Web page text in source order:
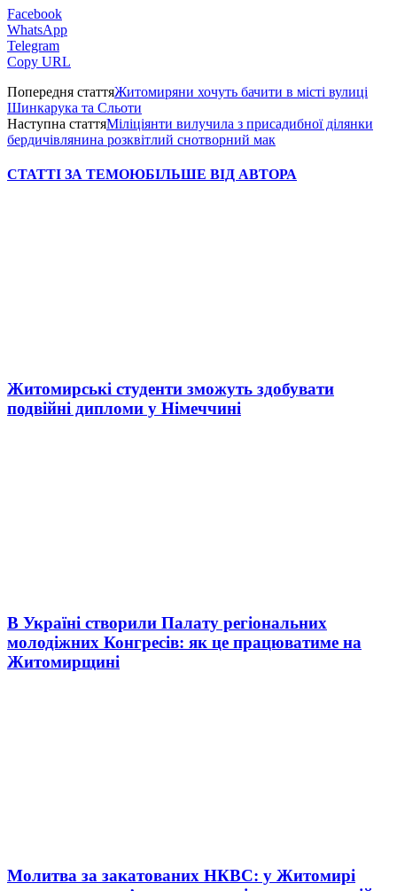
Facebook
WhatsApp
Telegram
Copy URL
Попередня статтяЖитомиряни хочуть бачити в місті вулиці
Шинкарука та Сльоти
Наступна статтяМіліціянти вилучила з присадибної ділянки
бердичівлянина розквітлий снотворний мак
СТАТТІ ЗА ТЕМОЮБІЛЬШЕ ВІД АВТОРА
Житомирські студенти зможуть здобувати
подвійні дипломи у Німеччині
В Україні створили Палату регіональних
молодіжних Конгресів: як це працюватиме на
Житомирщині
Молитва за закатованих НКВС: у Житомирі